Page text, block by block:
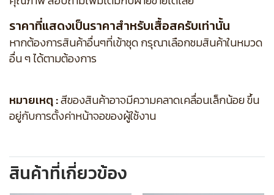
ราคาที่แสดงเป็นราคาสำหรับเสื้อสครับเท่านั้น
หากต้องการสินค้าอื่นๆที่เข้าชุด กรุณาเลือกชมสินค้าในหมวด
อื่น ๆ ได้ตามต้องการ
หมายเหตุ :สีของสินค้าอาจมีความคลาดเคลื่อนเล็กน้อย ขึ้น
อยู่กับการตั้งค่าหน้าจอของผู้ใช้งาน
สินค้าที่เกี่ยวข้อง